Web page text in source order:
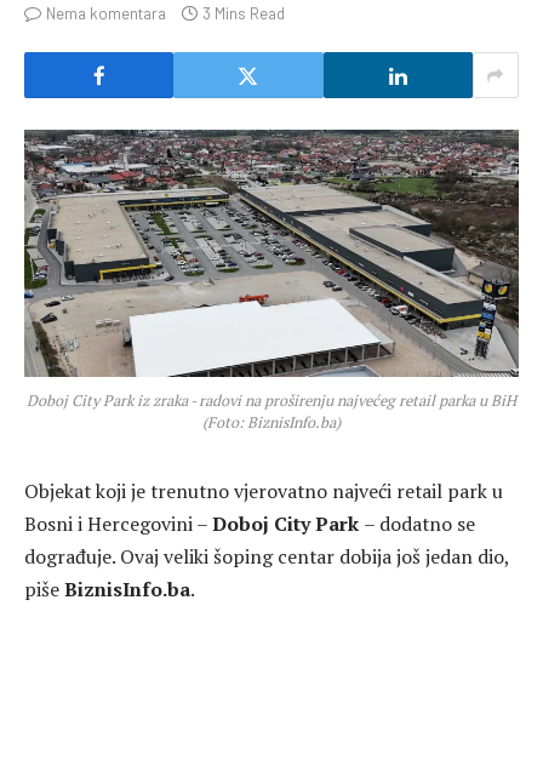
Nema komentara
3 Mins Read
Doboj City Park iz zraka - radovi na proširenju najvećeg retail parka u BiH
(Foto: BiznisInfo.ba)
Objekat koji je trenutno vjerovatno najveći retail park u
Bosni i Hercegovini –Doboj City Park – dodatno se
dograđuje. Ovaj veliki šoping centar dobija još jedan dio,
pišeBiznisInfo.ba.